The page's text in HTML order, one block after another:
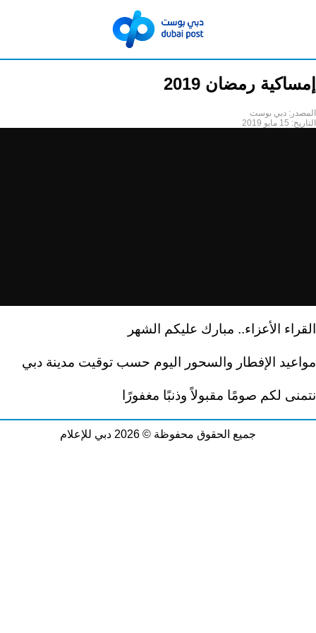
إمساكية رمضان 2019
المصدر: دبي بوست
التاريخ: 15 مايو 2019
القراء الأعزاء.. مبارك عليكم الشهر
مواعيد الإفطار والسحور اليوم حسب توقيت مدينة دبي
نتمنى لكم صومًا مقبولاً وذنبًا مغفورًا
جميع الحقوق محفوظة © 2026 دبي للإعلام